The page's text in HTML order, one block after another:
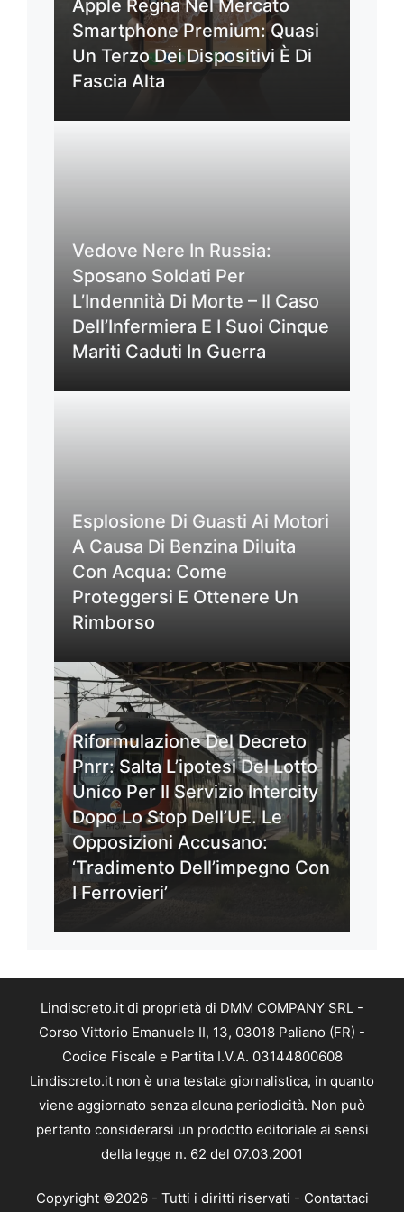
Apple Regna Nel Mercato
Smartphone Premium: Quasi
Un Terzo Dei Dispositivi È Di
Fascia Alta
Vedove Nere In Russia:
Sposano Soldati Per
L’Indennità Di Morte – Il Caso
Dell’Infermiera E I Suoi Cinque
Mariti Caduti In Guerra
Esplosione Di Guasti Ai Motori
A Causa Di Benzina Diluita
Con Acqua: Come
Proteggersi E Ottenere Un
Rimborso
Riformulazione Del Decreto
Pnrr: Salta L’ipotesi Del Lotto
Unico Per Il Servizio Intercity
Dopo Lo Stop Dell’UE. Le
Opposizioni Accusano:
‘Tradimento Dell’impegno Con
I Ferrovieri’
Lindiscreto.it di proprietà di DMM COMPANY SRL -
Corso Vittorio Emanuele II, 13, 03018 Paliano (FR) -
Codice Fiscale e Partita I.V.A. 03144800608
Lindiscreto.it non è una testata giornalistica, in quanto
viene aggiornato senza alcuna periodicità. Non può
pertanto considerarsi un prodotto editoriale ai sensi
della legge n. 62 del 07.03.2001
Copyright ©2026 - Tutti i diritti riservati - Contattaci